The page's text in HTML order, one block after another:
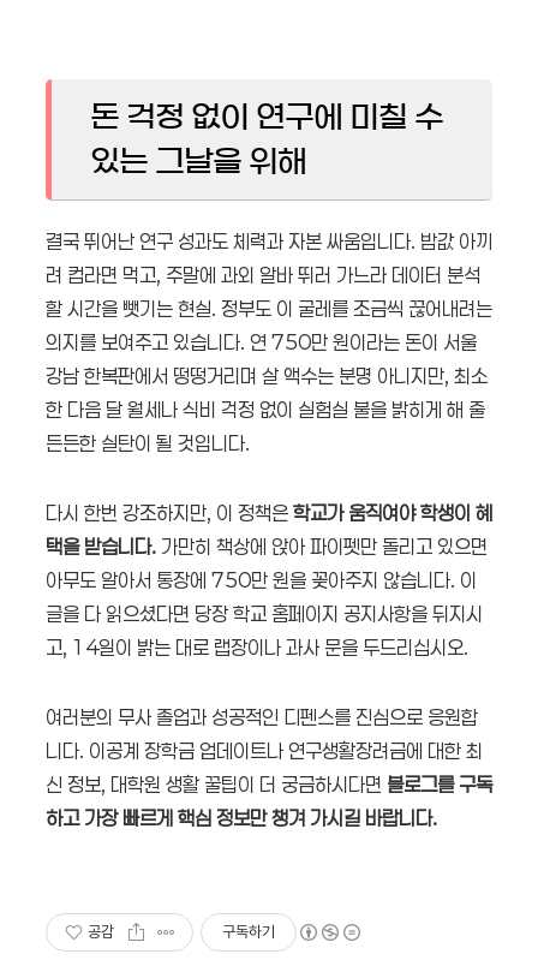
돈 걱정 없이 연구에 미칠 수
있는 그날을 위해
결국 뛰어난 연구 성과도 체력과 자본 싸움입니다. 밥값 아끼
려 컵라면 먹고, 주말에 과외 알바 뛰러 가느라 데이터 분석
할 시간을 뺏기는 현실. 정부도 이 굴레를 조금씩 끊어내려는
의지를 보여주고 있습니다. 연 750만 원이라는 돈이 서울
강남 한복판에서 떵떵거리며 살 액수는 분명 아니지만, 최소
한 다음 달 월세나 식비 걱정 없이 실험실 불을 밝히게 해 줄
든든한 실탄이 될 것입니다.
다시 한번 강조하지만, 이 정책은 학교가 움직여야 학생이 혜
택을 받습니다. 가만히 책상에 앉아 파이펫만 돌리고 있으면
아무도 알아서 통장에 750만 원을 꽂아주지 않습니다. 이
글을 다 읽으셨다면 당장 학교 홈페이지 공지사항을 뒤지시
고, 14일이 밝는 대로 랩장이나 과사 문을 두드리십시오.
여러분의 무사 졸업과 성공적인 디펜스를 진심으로 응원합
니다. 이공계 장학금 업데이트나 연구생활장려금에 대한 최
신 정보, 대학원 생활 꿀팁이 더 궁금하시다면 블로그를 구독
하고 가장 빠르게 핵심 정보만 챙겨 가시길 바랍니다.
공감 구독하기